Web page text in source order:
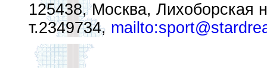
125438, Москва, Лихоборская
т.2349734,